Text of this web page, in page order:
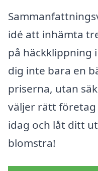
idé att inhämta
på häckklippning
dig inte bara en
priserna, utan
väljer rätt företag
idag och låt ditt
blomstra!